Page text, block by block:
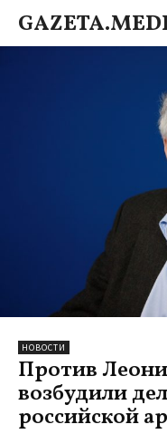
НОВОСТИ
Против
возбудили
российской